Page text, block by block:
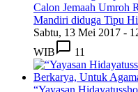
Calon Jemaah Umroh
Mandiri diduga Tipu
Sabtu, 13 Mei 2017 -
WIB
11
“Yayasan